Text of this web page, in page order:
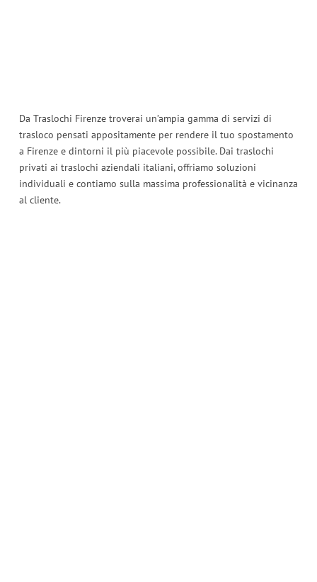
Da Traslochi Firenze troverai un’ampia gamma di servizi di
trasloco pensati appositamente per rendere il tuo spostamento
a Firenze e dintorni il più piacevole possibile. Dai traslochi
privati ​​ai traslochi aziendali italiani, offriamo soluzioni
individuali e contiamo sulla massima professionalità e vicinanza
al cliente.